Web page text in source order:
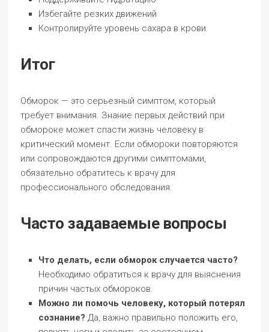
Избегайте резких движений
Контролируйте уровень сахара в крови
Итог
Обморок — это серьезный симптом, который
требует внимания. Знание первых действий при
обмороке может спасти жизнь человеку в
критический момент. Если обмороки повторяются
или сопровождаются другими симптомами,
обязательно обратитесь к врачу для
профессионального обследования.
Часто задаваемые вопросы
Что делать, если обморок случается часто?
Необходимо обратиться к врачу для выяснения
причин частых обмороков.
Можно ли помочь человеку, который потерял
сознание? Да, важно правильно положить его,